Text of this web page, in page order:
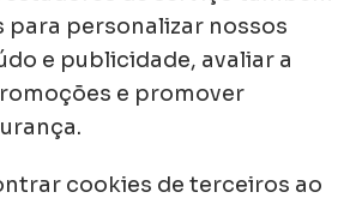
para personalizar nossos
e publicidade, avaliar a
e promover
cookies de terceiros ao